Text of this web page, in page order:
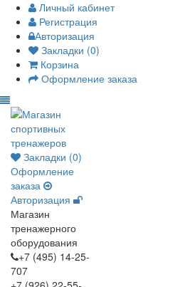
Личный кабинет
Регистрация
Авторизация
Закладки (0)
Корзина
Оформление заказа
Закладки (0)
Оформление
заказа
Авторизация
Магазин
тренажерного
оборудования
+7 (495) 14-25-
707